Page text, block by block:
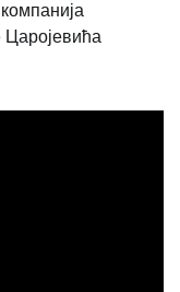
Царојевића